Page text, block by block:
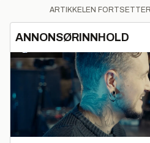
ARTIKKELEN
ANNONSØRINNHOLD